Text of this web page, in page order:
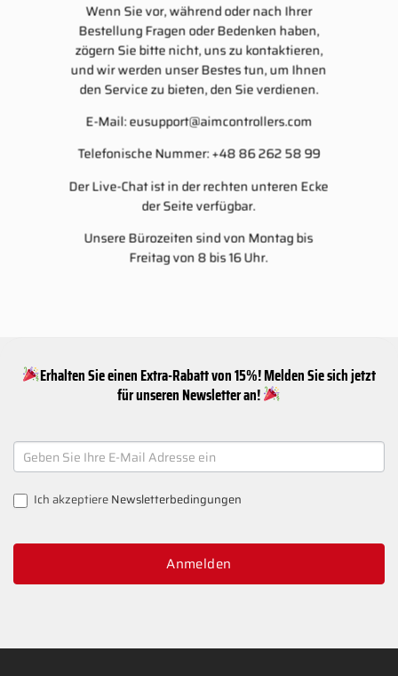
Wenn Sie vor, während oder nach Ihrer
Bestellung Fragen oder Bedenken haben,
zögern Sie bitte nicht, uns zu kontaktieren,
und wir werden unser Bestes tun, um Ihnen
den Service zu bieten, den Sie verdienen.
E-Mail:eusupport@aimcontrollers.com
Telefonische Nummer: +48 86 262 58 99
Der Live-Chat ist in der rechten unteren Ecke
der Seite verfügbar.
Unsere Bürozeiten sind von Montag bis
Freitag von 8 bis 16 Uhr.
Erhalten Sie einen Extra-Rabatt von 15%! Melden Sie sich jetzt
für unseren Newsletter an!
NEWSLETTER
SIGNUP
Ich akzeptiereNewsletterbedingungen
Anmelden